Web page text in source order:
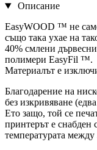
Описание
EasyWOOD ™ не
също така ухае на
40% смлени
полимери EasyFil ™.
Материалът е
Благодарение на
без изкривяване
Ето защо, той се
принтерът е снабден
температурата между